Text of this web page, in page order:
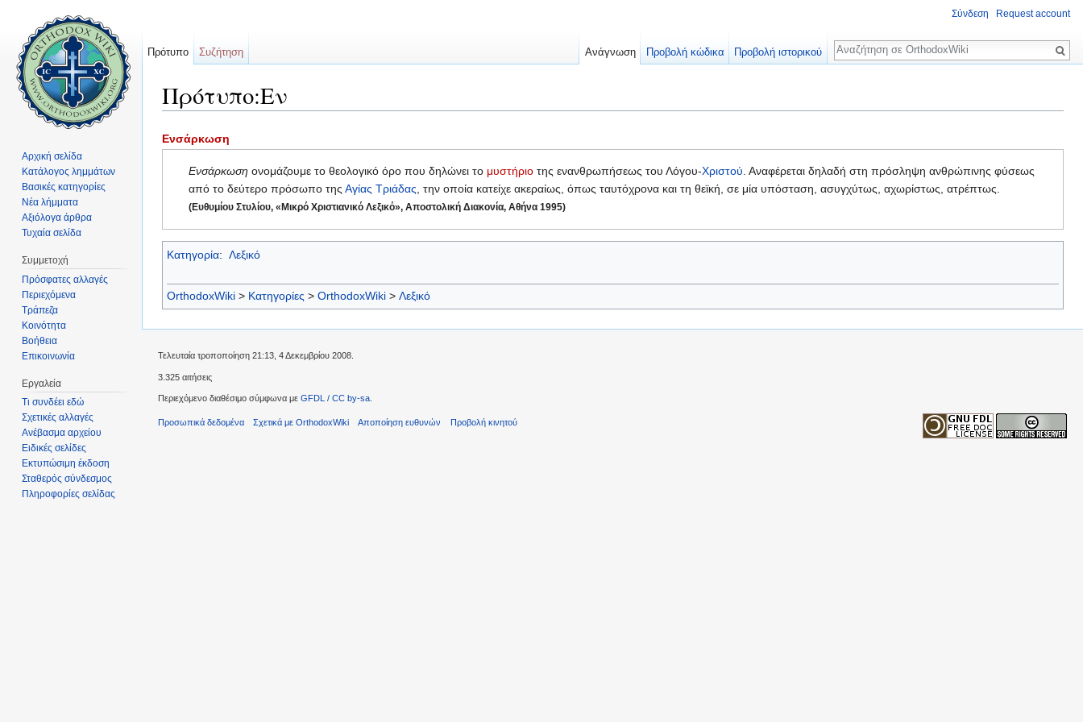
Πρότυπο:Εν
Ενσάρκωση
Ενσάρκωση ονομάζουμε το θεολογικό όρο που δηλώνει το μυστήριο της ενανθρωπήσεως του Λόγου-Χριστού. Αναφέρεται δηλαδή στη πρόσληψη ανθρώπινης φύσεως
από το δεύτερο πρόσωπο τηςΑγίας Τριάδας, την οποία κατείχε ακεραίως, όπως ταυτόχρονα και τη θεϊκή, σε μία υπόσταση, ασυγχύτως, αχωρίστως, ατρέπτως.
(Ευθυμίου Στυλίου, «Μικρό Χριστιανικό Λεξικό», Αποστολική Διακονία, Αθήνα 1995)
Κατηγορία: Λεξικό
OrthodoxWiki > Κατηγορίες > OrthodoxWiki > Λεξικό
Σύνδεση Request account
Πρότυπο Συζήτηση Ανάγνωση Προβολή κώδικα Προβολή ιστορικού
Αναζήτηση
Αρχική σελίδα
Κατάλογος λημμάτων
Βασικές κατηγορίες
Νέα λήμματα
Αξιόλογα άρθρα
Τυχαία σελίδα
Συμμετοχή
Πρόσφατες αλλαγές
Περιεχόμενα
Τράπεζα
Κοινότητα
Βοήθεια
Επικοινωνία
Εργαλεία
Τι συνδέει εδώ
Σχετικές αλλαγές
Ανέβασμα αρχείου
Ειδικές σελίδες
Εκτυπώσιμη έκδοση
Σταθερός σύνδεσμος
Πληροφορίες σελίδας
Τελευταία τροποποίηση 21:13, 4 Δεκεμβρίου 2008.
3.325 αιτήσεις
Περιεχόμενο διαθέσιμο σύμφωνα με GFDL / CC by-sa
Προσωπικά δεδομένα Σχετικά με OrthodoxWiki Αποποίηση ευθυνών Προβολή κινητού